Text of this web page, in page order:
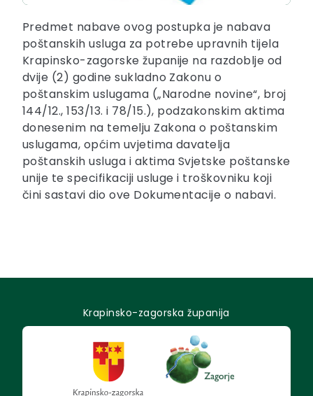
Predmet nabave ovog postupka je nabava
poštanskih usluga za potrebe upravnih tijela
Krapinsko-zagorske županije na razdoblje od
dvije (2) godine sukladno Zakonu o
poštanskim uslugama („Narodne novine“, broj
144/12., 153/13. i 78/15.), podzakonskim aktima
donesenim na temelju Zakona o poštanskim
uslugama, općim uvjetima davatelja
poštanskih usluga i aktima Svjetske poštanske
unije te specifikaciji usluge i troškovniku koji
čini sastavi dio ove Dokumentacije o nabavi.
Krapinsko-zagorska županija